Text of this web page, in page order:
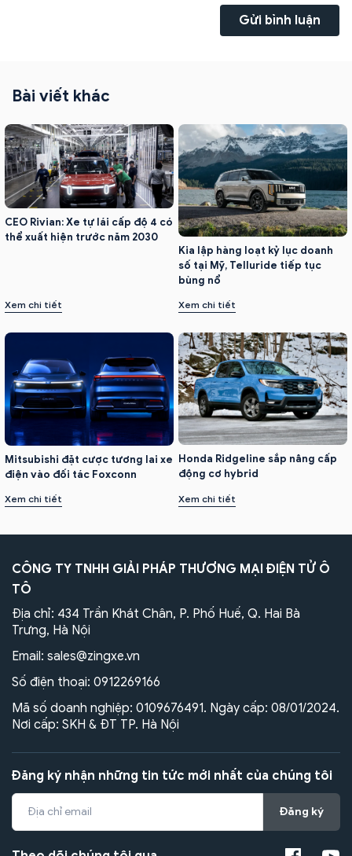
Gửi bình luận
Bài viết khác
CEO Rivian: Xe tự lái cấp độ 4 có
thể xuất hiện trước năm 2030
Xem chi tiết
Kia lập hàng loạt kỷ lục doanh
số tại Mỹ, Telluride tiếp tục
bùng nổ
Xem chi tiết
Mitsubishi đặt cược tương lai xe
điện vào đối tác Foxconn
Xem chi tiết
Honda Ridgeline sắp nâng cấp
động cơ hybrid
Xem chi tiết
CÔNG TY TNHH GIẢI PHÁP THƯƠNG MẠI ĐIỆN TỬ Ô
TÔ
Địa chỉ: 434 Trần Khát Chân, P. Phố Huế, Q. Hai Bà
Trưng, Hà Nội
Email: sales@zingxe.vn
Số điện thoại: 0912269166
Mã số doanh nghiệp: 0109676491. Ngày cấp: 08/01/2024.
Nơi cấp: SKH & ĐT TP. Hà Nội
Đăng ký nhận những tin tức mới nhất của chúng tôi
Đăng ký